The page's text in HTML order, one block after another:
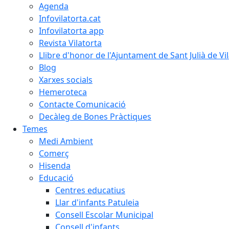
Agenda
Infovilatorta.cat
Infovilatorta app
Revista Vilatorta
Llibre d'honor de l'Ajuntament de Sant Julià de
Blog
Xarxes socials
Hemeroteca
Contacte Comunicació
Decàleg de Bones Pràctiques
Temes
Medi Ambient
Comerç
Hisenda
Educació
Centres educatius
Llar d'infants Patuleia
Consell Escolar Municipal